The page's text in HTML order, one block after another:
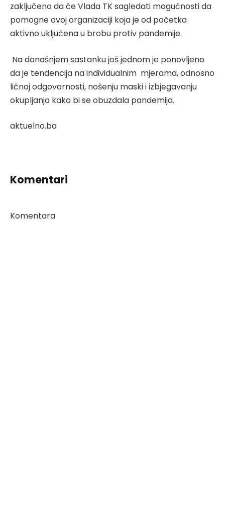
zaključeno da će Vlada TK sagledati mogućnosti da
pomogne ovoj organizaciji koja je od početka
aktivno uključena u brobu protiv pandemije.
Na današnjem sastanku još jednom je ponovljeno
da je tendencija na individualnim mjerama, odnosno
ličnoj odgovornosti, nošenju maski i izbjegavanju
okupljanja kako bi se obuzdala pandemija.
aktuelno.ba
Komentari
Komentara